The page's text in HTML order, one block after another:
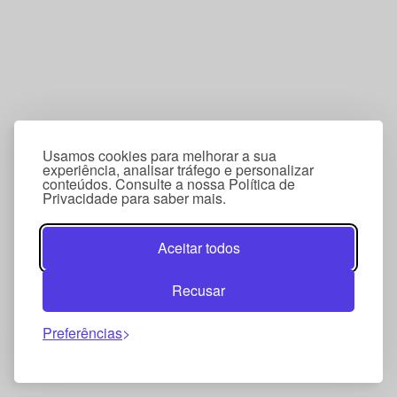
Usamos cookies para melhorar a sua
experiência, analisar tráfego e personalizar
conteúdos. Consulte a nossa Política de
Privacidade para saber mais.
Aceitar todos
Recusar
Preferências